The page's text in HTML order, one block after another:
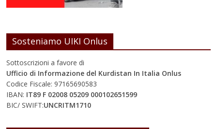
Sosteniamo UIKI Onlus
Sottoscrizioni a favore di
Ufficio di Informazione del Kurdistan In Italia Onlus
Codice Fiscale: 97165690583
IBAN: IT89 F 02008 05209 000102651599
BIC/ SWIFT:UNCRITM1710